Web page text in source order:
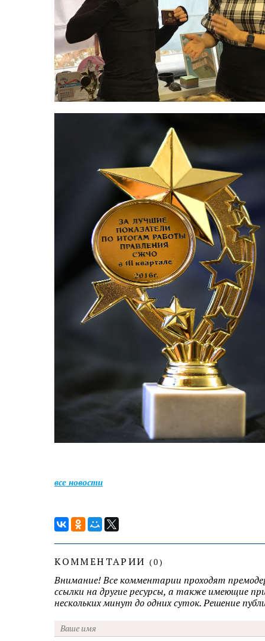
все новости
КОММЕНТАРИИ (0)
Внимание! Все комментарии проходят
ссылки на другие ресурсы, а также имеющие
нескольких минут до одних суток. Решение